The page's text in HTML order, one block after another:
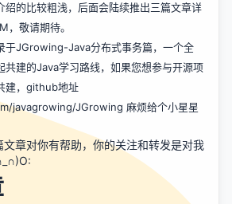
绍的比较粗浅，后面会陆续推出三篇文章详
，敬请期待。
于JGrowing-Java分布式事务篇，一个全
共建的Java学习路线，如果您想参与开源项
建，github地址
javagrowing/JGrowing 麻烦给个小星星
章对你有帮助，你的关注和转发是对我